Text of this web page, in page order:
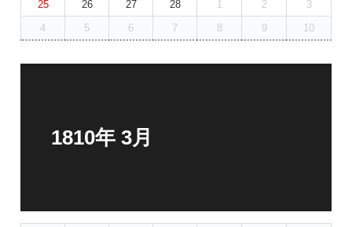
25
26 27 28 1 2
3
4
5 6 7 8 9 10
1810年 3月